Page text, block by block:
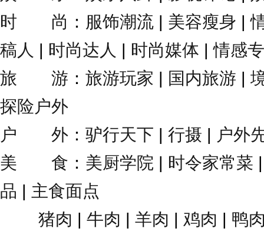
时 尚 ： 服饰潮流 | 美容瘦身 |
稿人 | 时尚达人 | 时尚媒体 |情感
旅 游 ： 旅游玩家 | 国内旅游 |
探险户外
户 外 ： 驴行天下 | 行摄 | 户外
美 食 ： 美厨学院 | 时令家常菜
品 | 主食面点
猪肉 | 牛肉 | 羊肉 | 鸡肉 | 鸭